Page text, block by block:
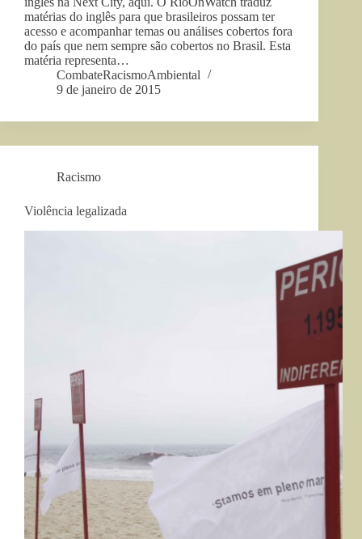
matérias do inglês para que brasileiros possam ter
acesso e acompanhar temas ou análises cobertos fora
do país que nem sempre são cobertos no Brasil. Esta
matéria representa…
CombateRacismoAmbiental
9 de janeiro de 2015
Racismo
Violência legalizada